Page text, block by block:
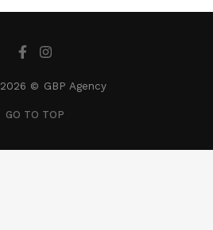
2026 © GBP Agency
GO TO TOP